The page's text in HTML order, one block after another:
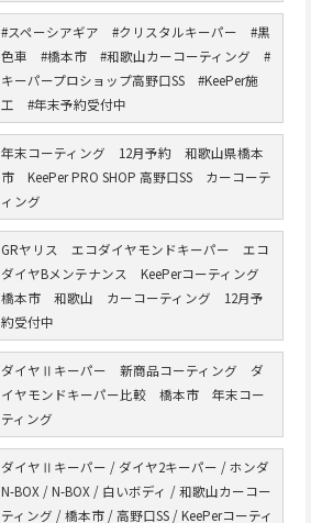
#スペーシアギア #クリスタルキーパー #黒
色車 #橋本市 #和歌山カーコーティング #
キーパープロショップ高野口SS #KeePer施
工 #年末予約受付中
年末コーティング 12月予約 和歌山県橋本
市 KeePer PRO SHOP 高野口SS カーコーテ
ィング
GRヤリス エコダイヤモンドキーパー エコ
ダイヤBメンテナンス KeePerコーティング
橋本市 和歌山 カーコーティング 12月予
約受付中
ダイヤⅡキーパー 新商品コーティング ダ
イヤモンドキーパー比較 橋本市 年末コー
ティング
ダイヤⅡキーパー / ダイヤ2キーパー / ホンダ
N-BOX / N-BOX / 白いボディ / 和歌山カーコー
ティング / 橋本市 / 高野口SS / KeePerコーティ